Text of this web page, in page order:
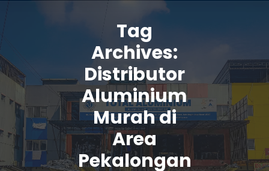
Tag
Archives:
Distributor
Aluminium
Murah di
Area
Pekalongan